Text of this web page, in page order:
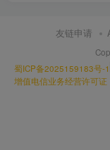
友链申请
蜀ICP备2025159183号-1
增值电信业务经营许可